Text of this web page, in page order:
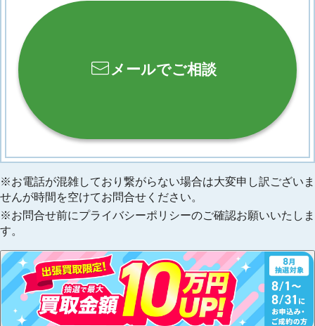
メールでご相談
お電話が混雑しており繋がらない場合は大変申し訳ございま
せんが時間を空けてお問合せください。
お問合せ前にプライバシーポリシーのご確認お願いいたしま
す。